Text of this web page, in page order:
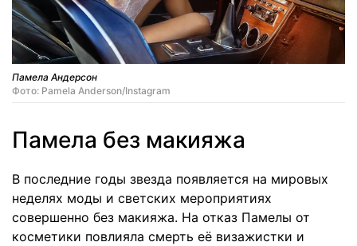
Памела Андерсон
Фото: Pamela Anderson/Instagram
Памела без макияжа
В последние годы звезда появляется на мировых
неделях моды и светских мероприятиях
совершенно без макияжа. На отказ Памелы от
косметики повлияла смерть её визажистки и